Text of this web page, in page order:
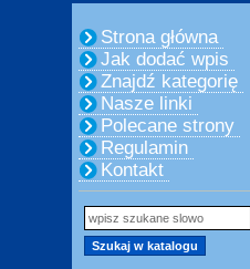
Strona główna
Jak dodać wpis
Znajdź kategorię
Nasze linki
Polecane strony
Regulamin
Kontakt